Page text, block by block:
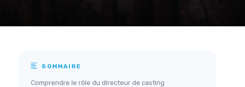
SOMMAIRE
Comprendre le rôle du directeur de casting